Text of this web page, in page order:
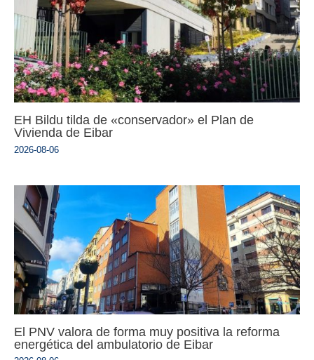
EH Bildu tilda de «conservador» el Plan de
Vivienda de Eibar
2026-08-06
El PNV valora de forma muy positiva la reforma
energética del ambulatorio de Eibar